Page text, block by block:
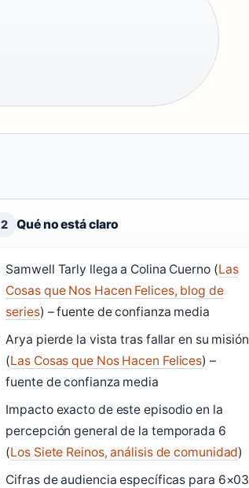
2 Qué no está claro
Samwell Tarly llega a Colina Cuerno (Las
Cosas que Nos Hacen Felices, blog de
series) – fuente de confianza media
Arya pierde la vista tras fallar en su misión
(Las Cosas que Nos Hacen Felices) –
fuente de confianza media
Impacto exacto de este episodio en la
percepción general de la temporada 6
(Los Siete Reinos, análisis de comunidad)
Cifras de audiencia específicas para 6×03